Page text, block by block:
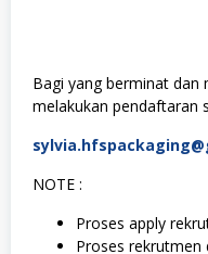
Bagi yang berminat dan
melakukan pendaftaran
NOTE :
Proses apply
Proses rekrutmen